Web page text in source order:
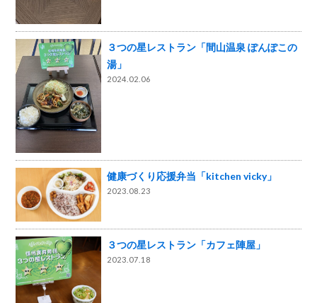
３つの星レストラン「間山温泉 ぽんぽこの
湯」
2024.02.06
健康づくり応援弁当「kitchen vicky」
2023.08.23
３つの星レストラン「カフェ陣屋」
2023.07.18